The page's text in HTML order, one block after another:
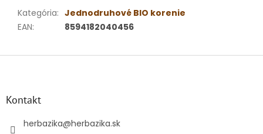
Kategória: Jednodruhové BIO korenie
EAN: 8594182040456
Kontakt
herbazika@herbazika.sk